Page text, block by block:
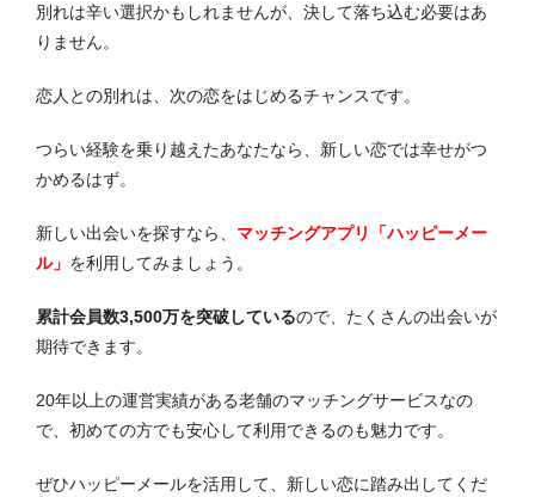
別れは辛い選択かもしれませんが、決して落ち込む必要はあ
りません。
恋人との別れは、次の恋をはじめるチャンスです。
つらい経験を乗り越えたあなたなら、新しい恋では幸せがつ
かめるはず。
新しい出会いを探すなら、 マッチングアプリ「ハッピーメー
ル」 を利用してみましょう。
累計会員数3,500万を突破しているので、たくさんの出会いが
期待できます。
20年以上の運営実績がある老舗のマッチングサービスなの
で、初めての方でも安心して利用できるのも魅力です。
ぜひハッピーメールを活用して、新しい恋に踏み出してくだ